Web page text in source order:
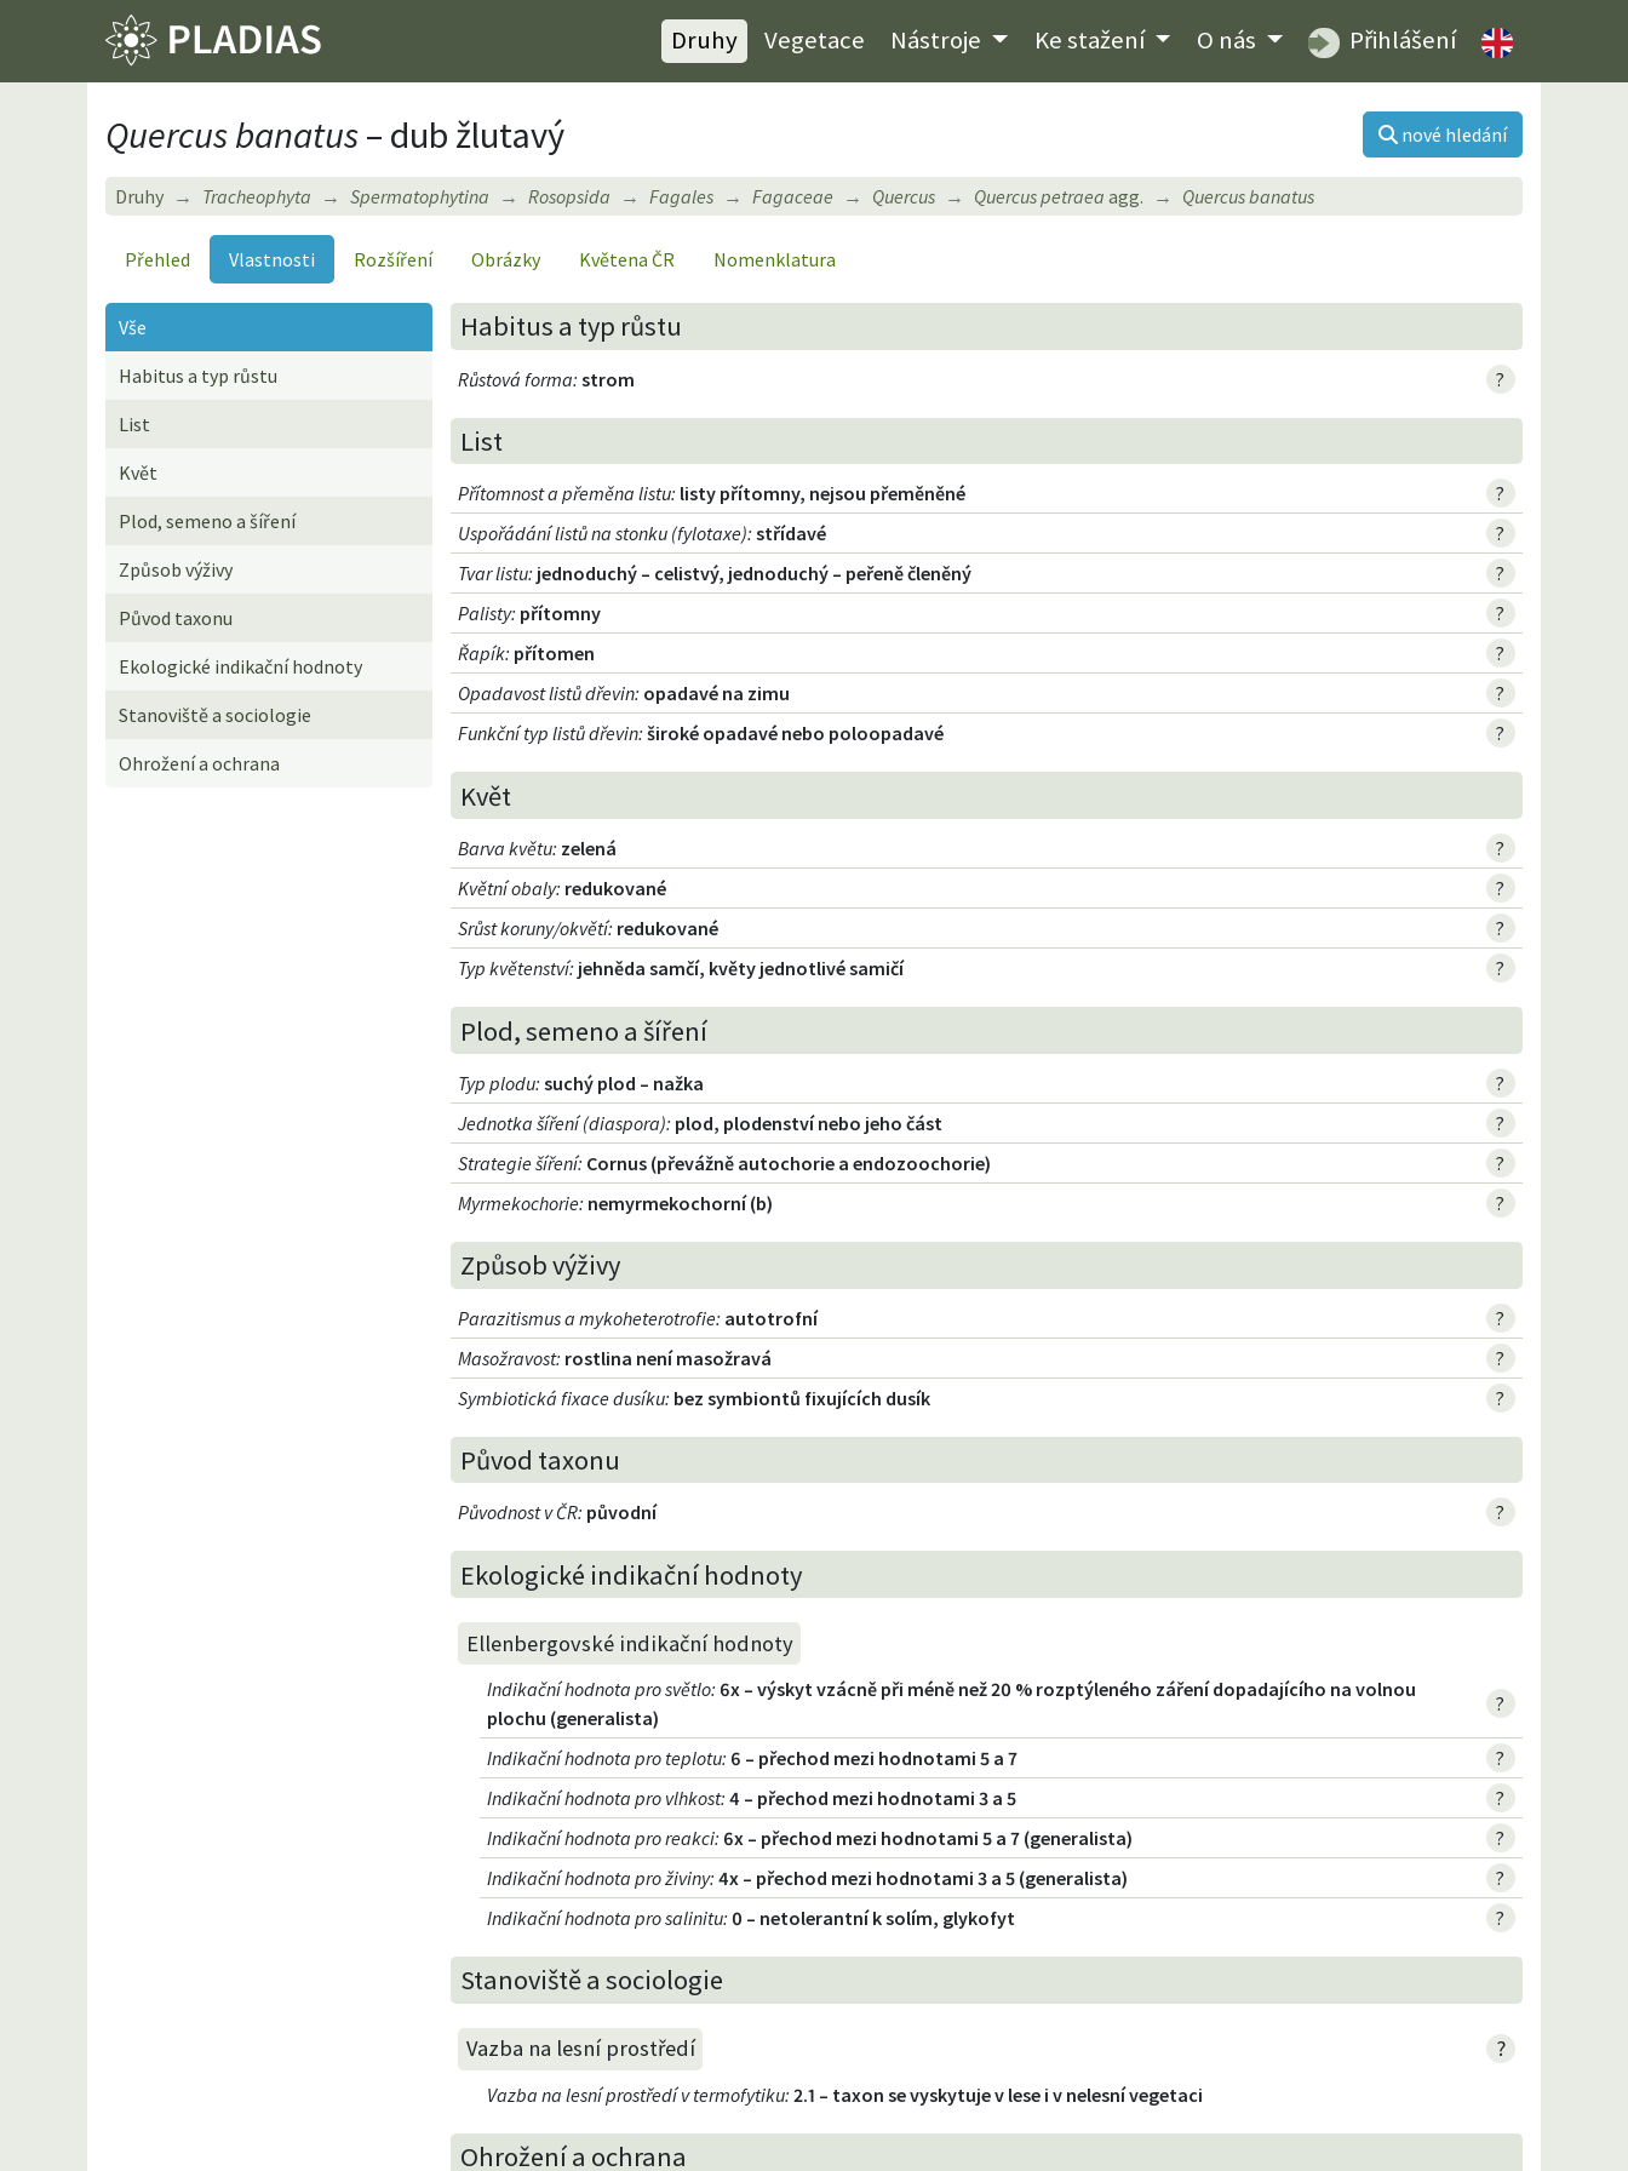
Druhy Vegetace Nástroje Ke stažení O nás Přihlášení
Quercus banatus– dub žlutavý nové hledání
Druhy Tracheophyta Spermatophytina Rosopsida Fagales Fagaceae Quercus Quercus petraea agg. Quercus banatus
Přehled Vlastnosti Rozšíření Obrázky Květena ČR Nomenklatura
Vše
Habitus a typ růstu
List
Květ
Plod, semeno a šíření
Způsob výživy
Původ taxonu
Ekologické indikační hodnoty
Stanoviště a sociologie
Ohrožení a ochrana
Habitus a typ růstu
Růstová forma: strom ?
List
Přítomnost a přeměna listu: listy přítomny, nejsou přeměněné
?
Uspořádání listů na stonku (fylotaxe): střídavé
?
Tvar listu: jednoduchý – celistvý, jednoduchý – peřeně členěný
?
Palisty: přítomny
?
Řapík: přítomen
?
Opadavost listů dřevin: opadavé na zimu
?
Funkční typ listů dřevin: široké opadavé nebo poloopadavé ?
Květ
Barva květu: zelená
?
Květní obaly: redukované
?
Srůst koruny/okvětí: redukované
?
Typ květenství: jehněda samčí, květy jednotlivé samičí ?
Plod, semeno a šíření
Typ plodu: suchý plod – nažka
?
Jednotka šíření (diaspora): plod, plodenství nebo jeho část
?
Strategie šíření: Cornus (převážně autochorie a endozoochorie)
?
Myrmekochorie: nemyrmekochorní (b) ?
Způsob výživy
Parazitismus a mykoheterotrofie: autotrofní
?
Masožravost: rostlina není masožravá
?
Symbiotická fixace dusíku: bez symbiontů fixujících dusík ?
Původ taxonu
Původnost v ČR: původní ?
Ekologické indikační hodnoty
Ellenbergovské indikační hodnoty
Indikační hodnota pro světlo: 6x – výskyt vzácně při méně než 20 % rozptýleného záření dopadajícího na volnou
plochu (generalista)
?
Indikační hodnota pro teplotu: 6 – přechod mezi hodnotami 5 a 7
?
Indikační hodnota pro vlhkost: 4 – přechod mezi hodnotami 3 a 5
?
Indikační hodnota pro reakci: 6x – přechod mezi hodnotami 5 a 7 (generalista)
?
Indikační hodnota pro živiny: 4x – přechod mezi hodnotami 3 a 5 (generalista)
?
Indikační hodnota pro salinitu: 0 – netolerantní k solím, glykofyt ?
Stanoviště a sociologie
Vazba na lesní prostředí ?
Vazba na lesní prostředí v termofytiku: 2.1 – taxon se vyskytuje v lese i v nelesní vegetaci
Ohrožení a ochrana